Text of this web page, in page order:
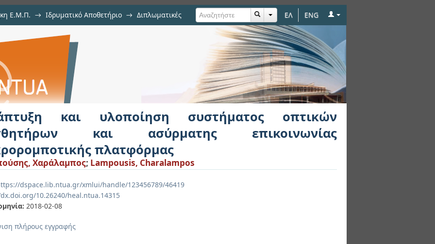
ΕΛ ENG
Ε.Μ.Π. → Ιδρυματικό Αποθετήριο → Διπλωματικές
συστήματος οπτικών αισθητήρων και ασύρματης
πλατφόρμας
και υλοποίηση συστήματος οπτικών
και ασύρματης επικοινωνίας
πλατφόρμας
Χαράλαμπος; Lampousis, Charalampos
dspace.lib.ntua.gr/xmlui/handle/123456789/46419
10.26240/heal.ntua.14315
2018-02-08
πλήρους εγγραφής